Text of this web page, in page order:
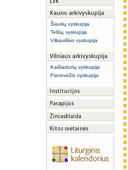
Šiaulių vyskupija
Telšių vyskupija
Vilkaviškio vyskupija
Kaišiadorių vyskupija
Panevėžio vyskupija